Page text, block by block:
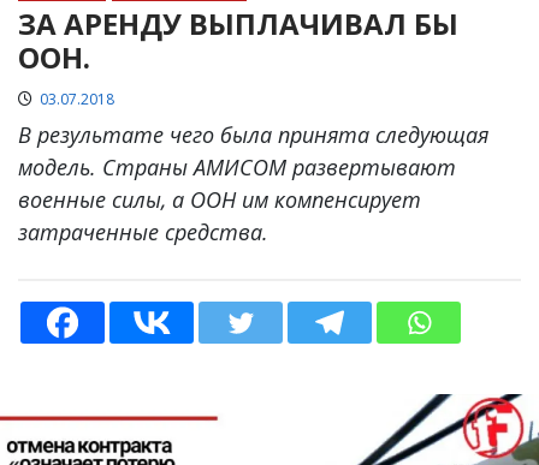
ЗА АРЕНДУ ВЫПЛАЧИВАЛ БЫ
ООН.
03.07.2018
В результате чего была принята следующая
модель. Страны АМИСОМ развертывают
военные силы, а ООН им компенсирует
затраченные средства.